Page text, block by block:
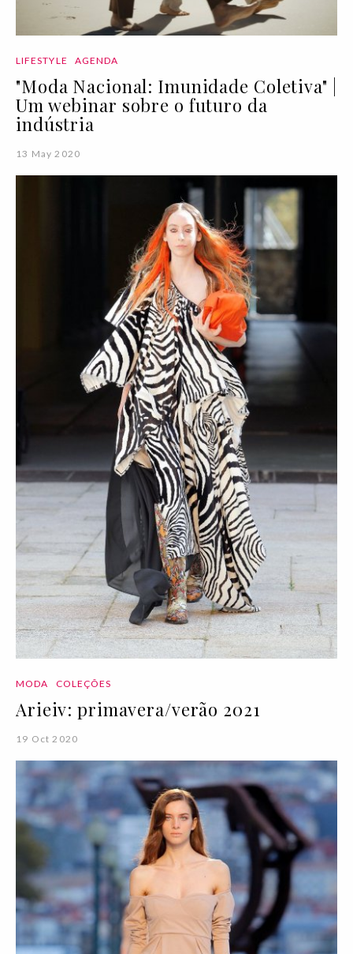
LIFESTYLE AGENDA
"Moda Nacional: Imunidade Coletiva" |
Um webinar sobre o futuro da
indústria
13 May 2020
MODA COLEÇÕES
Arieiv: primavera/verão 2021
19 Oct 2020